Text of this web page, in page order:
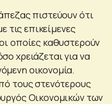
πιστεύουν ότι
τις επικείμενες
οποίες καθυστερούν
χρειάζεται για να
οικονομία.
τους στενότερους
Οικονομικών των